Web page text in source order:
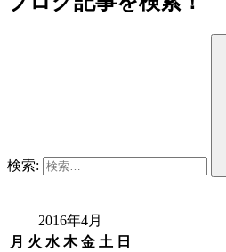
検索:
2016年4月
月 火 水 木 金 土 日